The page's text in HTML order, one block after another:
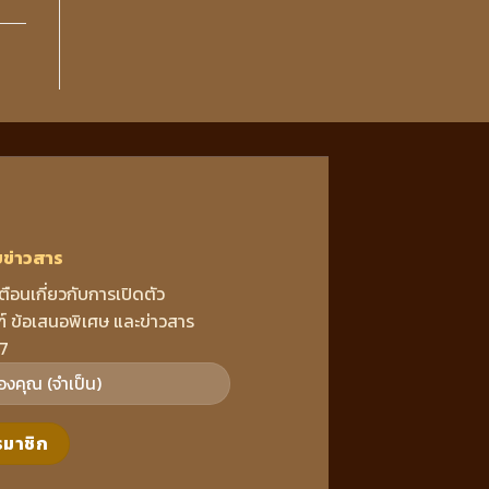
าวสาร
อนเกี่ยวกับการเปิดตัว
อเสนอพิเศษ และข่าวสาร